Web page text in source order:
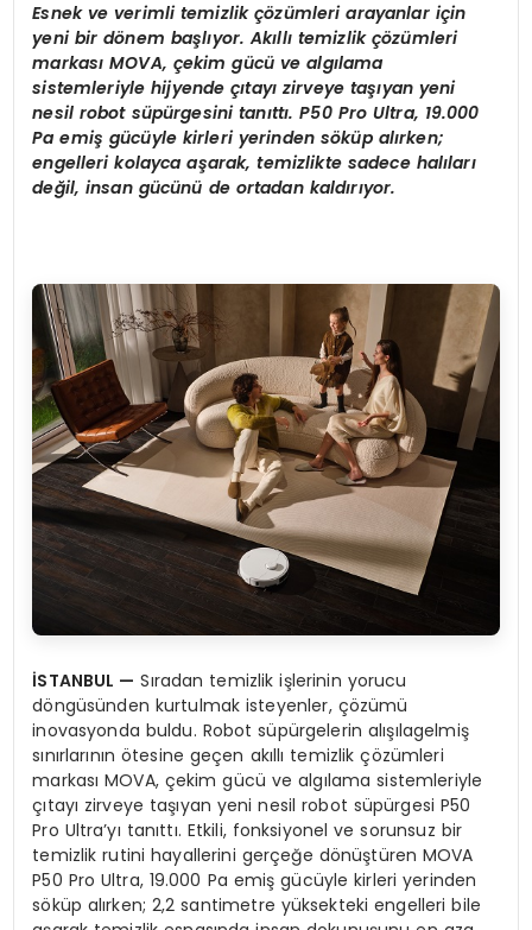
Esnek ve verimli temizlikçözümleri arayanlar için
yeni bir dönem başlıyor. Akıllı temizlik çözümleri
markasıMOVA, çekim gücüve algılama
sistemleriyle hijyendeçıtayı zirveye taşıyan yeni
nesil robot süpürgesini tanıttı. P50 Pro Ultra, 19.000
Pa emiş gücüyle kirleri yerinden söküp alırken;
engelleri kolayca aşarak, temizlikte sadece halıları
değil, insan gücünü de ortadan kaldırıyor.
İSTANBUL — Sıradan temizlik işlerinin yorucu
döngüsünden kurtulmak isteyenler, çözümü
inovasyonda buldu. Robot süpürgelerin alışılagelmiş
sınırlarının ötesine geçen akıllı temizlik çözümleri
markası MOVA, çekim gücü ve algılama sistemleriyle
çıtayı zirveye taşıyan yeni nesil robot süpürgesi P50
Pro Ultra’yı tanıttı. Etkili, fonksiyonel ve sorunsuz bir
temizlik rutini hayallerini gerçeğe dönüştüren MOVA
P50 Pro Ultra, 19.000 Pa emiş gücüyle kirleri yerinden
söküp alırken; 2,2 santimetre yüksekteki engelleri bile